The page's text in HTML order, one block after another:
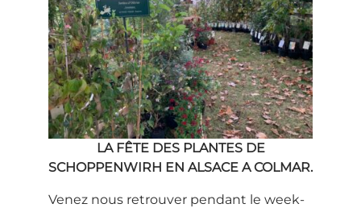
LA FÊTE DES PLANTES DE
SCHOPPENWIRH EN ALSACE A COLMAR.
Venez nous retrouver pendant le week-